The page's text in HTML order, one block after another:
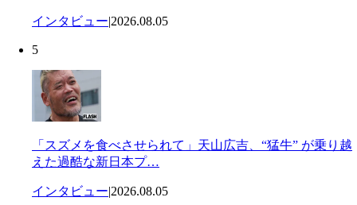
インタビュー|2026.08.05
5
「スズメを食べさせられて」天山広吉、“猛牛” が乗り越
えた過酷な新日本プ…
インタビュー|2026.08.05